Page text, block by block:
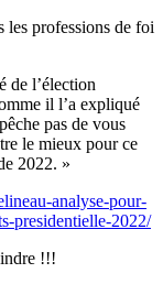
les professions de foi
de l’élection
il l’a expliqué
pas de vous
le mieux pour ce
2022. »
analyse-pour-
presidentielle-2022/
!!!